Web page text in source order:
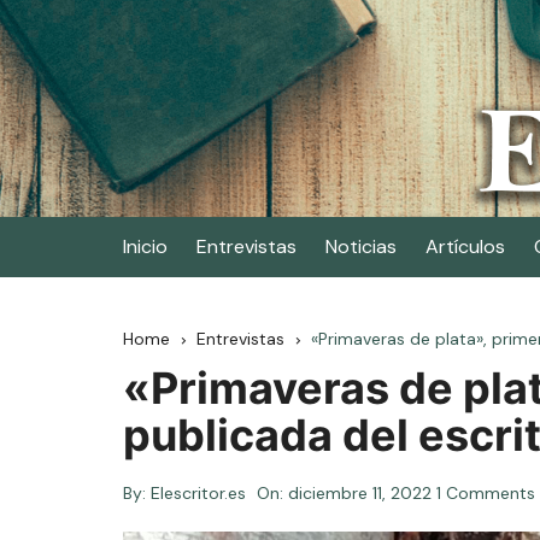
Skip
to
content
Elescritor.es
El periódico digital de los escritores
Inicio Entrevistas Noticias Artículos
Home Entrevistas «Primaveras de plata»,
«Primaveras de
publicada del
By: Elescritor.es On: diciembre 11, 2022 1 Comments